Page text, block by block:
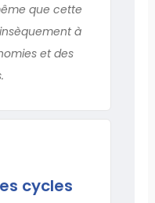
que cette
à
et des
cycles